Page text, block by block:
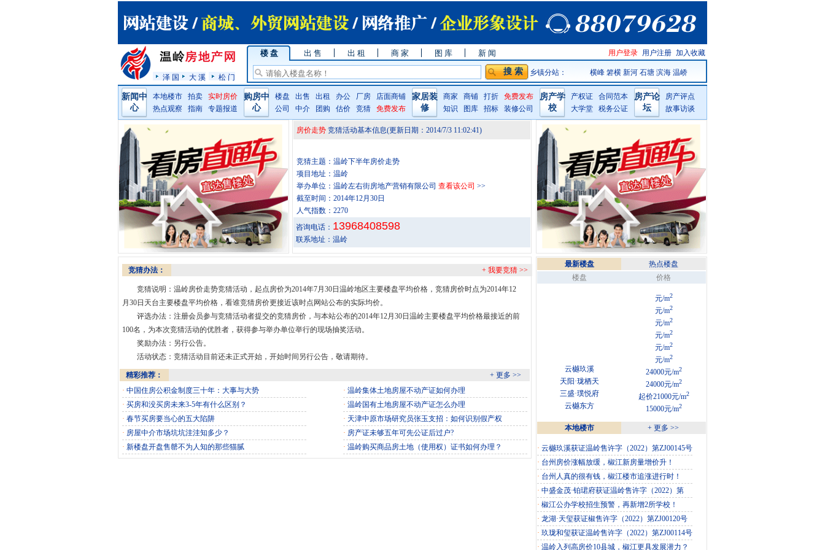
泽 国 大 溪 松 门
楼 盘 出 售 出 租 商 家 图 库 新 闻 加入收藏
用户注册
用户登录
网手机版
乡镇分站： 横峰 箬横 新河 石塘 滨海 温峤
新闻中
心
本地楼市 拍卖
实时房价
热点观察
指南 专题报道
购房中
心
楼盘 出售 出租 办公 厂房
店面商铺
公司
中介 团购 估价 竞猜 免费发布
家居装
修
商家 商铺 打折
免费发布
知识
图库 招标 装修公司
房产学
校
产权证
合同范本
大学堂
税务公证
房产论
坛
房产评点
故事访谈
房价走势 竞猜活动基本信息(更新日期： 2014/7/3 11:02:41)
竞猜主题：温岭下半年房价走势
项目地址：温岭
举办单位：温岭左右街房地产营销有限公司 查看该公司 >>
截至时间：2014年12月30日
人气指数：2270
咨询电话： 13968408598
联系地址：温岭
竞猜办法： + 我要竞猜 >>
竞猜说明：温岭房价走势竞猜活动，起点房价为2014年7月30日温岭地区主要楼盘平均价格，竞猜房价时点为2014年12
月30日天台主要楼盘平均价格，看谁竞猜房价更接近该时点网站公布的实际均价。
评选办法：注册会员参与竞猜活动者提交的竞猜房价，与本站公布的2014年12月30日温岭主要楼盘平均价格最接近的前
100名，为本次竞猜活动的优胜者，获得参与举办单位举行的现场抽奖活动。
奖励办法：另行公告。
活动状态：竞猜活动目前还未正式开始，开始时间另行公告，敬请期待。
精彩推荐：
+ 更多 >>
· 中国住房公积金制度三十年：大事与大势
· 买房和没买房未来3-5年有什么区别？
· 春节买房要当心的五大陷阱
· 房屋中介市场坑坑洼洼知多少？
· 新楼盘开盘售罄不为人知的那些猫腻
· 温岭集体土地房屋不动产证如何办理
· 温岭国有土地房屋不动产证怎么办理
· 天津中原市场研究员张玉支招：如何识别假产权
· 房产证未够五年可先公证后过户?
· 温岭购买商品房土地（使用权）证书如何办理？
最新楼盘
热点楼盘
楼盘
价格
元/m2
元/m2
元/m2
元/m2
元/m2
元/m2
云樾玖溪 24000元/m2
天阳·珑栖天 24000元/m2
三盛·璞悦府 起价21000元/m2
云樾东方 15000元/m2
本地楼市 + 更多 >>
· 云樾玖溪获证温岭售许字（2022）第ZJ00145号
· 台州房价涨幅放缓，椒江新房量增价升！
· 台州人真的很有钱，椒江楼市追涨进行时！
· 中盛金茂·铂珺府获证温岭售许字（2022）第
· 椒江公办学校招生预警，再新增2所学校！
· 龙湖·天玺获证椒售许字（2022）第ZJ00120号
· 玖珑和玺获证温岭售许字（2022）第ZJ00114号
· 温岭入列高房价10县城，椒江更具发展潜力？